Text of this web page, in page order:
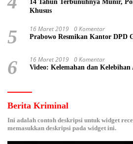
14 Tahun Terbunuhnya Munir,
Khusus
5 16 Maret 2019 0 Komentar
Prabowo Resmikan Kantor DPD
6 16 Maret 2019 0 Komentar
Video: Kelemahan dan Kelebihan
Berita Kriminal
Ini adalah contoh deskripsi untuk widget
memasukkan deskripsi pada widget ini.